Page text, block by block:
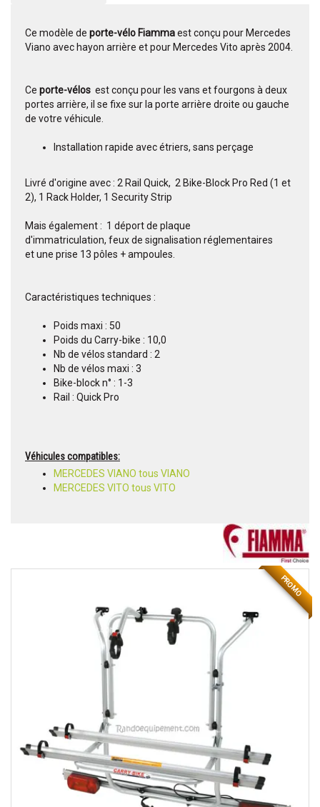
Ce modèle de porte-vélo Fiammaest conçu pour Mercedes
Viano avec hayon arrière et pour Mercedes Vito après 2004.
Ce porte-vélos est conçu pour les vans et fourgons à deux
portes arrière, il se fixe sur la porte arrière droite ou gauche
de votre véhicule.
Installation rapide avec étriers, sans perçage
Livré d'origine avec : 2 Rail Quick, 2 Bike-Block Pro Red (1 et
2), 1 Rack Holder, 1 Security Strip
Mais également : 1 déport de plaque
d'immatriculation, feux de signalisation réglementaires
et une prise 13 pôles + ampoules.
Caractéristiques techniques :
Poids maxi : 50
Poids du Carry-bike : 10,0
Nb de vélos standard : 2
Nb de vélos maxi : 3
Bike-block n° : 1-3
Rail : Quick Pro
Véhicules compatibles:
MERCEDES VIANO tous VIANO
MERCEDES VITO tous VITO
PROMO